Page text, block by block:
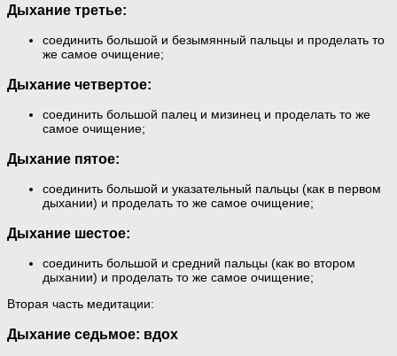
Дыхание третье:
соединить большой и безымянный пальцы и проделать то
же самое очищение;
Дыхание четвертое:
соединить большой палец и мизинец и проделать то же
самое очищение;
Дыхание пятое:
соединить большой и указательный пальцы (как в первом
дыхании) и проделать то же самое очищение;
Дыхание шестое:
соединить большой и средний пальцы (как во втором
дыхании) и проделать то же самое очищение;
Вторая часть медитации:
Дыхание седьмое: вдох